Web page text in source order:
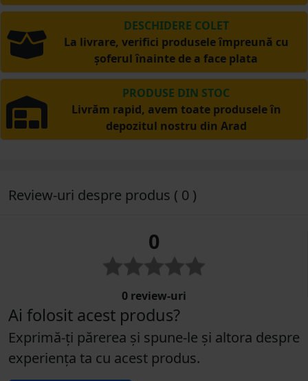
DESCHIDERE COLET
La livrare, verifici produsele împreună cu
șoferul înainte de a face plata
PRODUSE DIN STOC
Livrăm rapid, avem toate produsele în
depozitul nostru din Arad
Review-uri despre produs ( 0 )
0
0 review-uri
Ai folosit acest produs?
Exprimă-ți părerea și spune-le și altora despre
experiența ta cu acest produs.